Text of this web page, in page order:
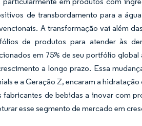
de transbordamento para a
A transformação vai além
de produtos para atender às
em 75% de seu portfólio
a longo prazo. Essa
e a Geração Z, encaram a
de bebidas a inovar com
esse segmento de mercado em